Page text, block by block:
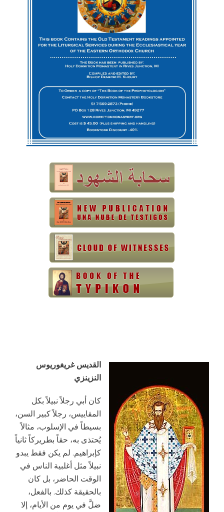
القديس غريغوريوس
النزينزي
كان أبي رجلاً نبيلاً بكل
المقاييس، رجلاً كبير السن،
بسيطاً في الإسلوب، مثالاً
يُحتذى به، حقاً بطريركاً ثانياً
كإبراهيم. لم يكن فقط يبدو
نبيلاً مثل أغلبية الناس في
الوقت الحاضر، بل كان
بالحقيقة كذلك. بالفعل،
ضلَّ في يوم من الأيام، إلا